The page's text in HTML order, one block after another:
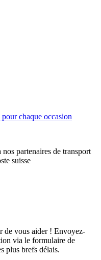
chaque occasion
partenaires de transport
suisse
de vous aider ! Envoyez-
via le formulaire de
plus brefs délais.